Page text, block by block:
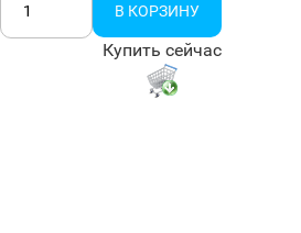
Купить сейчас